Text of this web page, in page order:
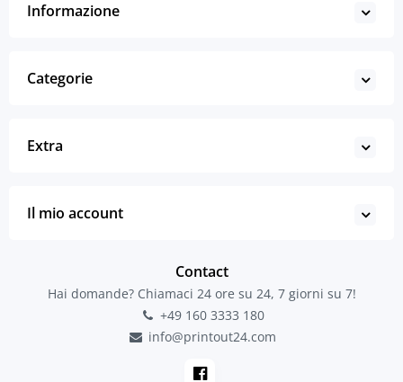
Informazione
Categorie
Extra
Il mio account
Contact
Hai domande? Chiamaci 24 ore su 24, 7 giorni su 7!
+49 160 3333 180
info@printout24.com